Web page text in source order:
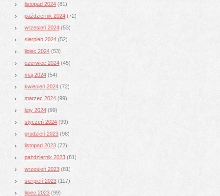
listopad 2024 (81)
październik 2024 (72)
wrzesień 2024 (53)
sierpień 2024 (52)
lipiec 2024 (53)
czerwiec 2024 (45)
maj 2024 (54)
kwiecień 2024 (72)
marzec 2024 (99)
luty 2024 (99)
styczeń 2024 (99)
grudzień 2023 (98)
listopad 2023 (72)
październik 2023 (81)
wrzesień 2023 (81)
sierpień 2023 (117)
lipiec 2023 (99)